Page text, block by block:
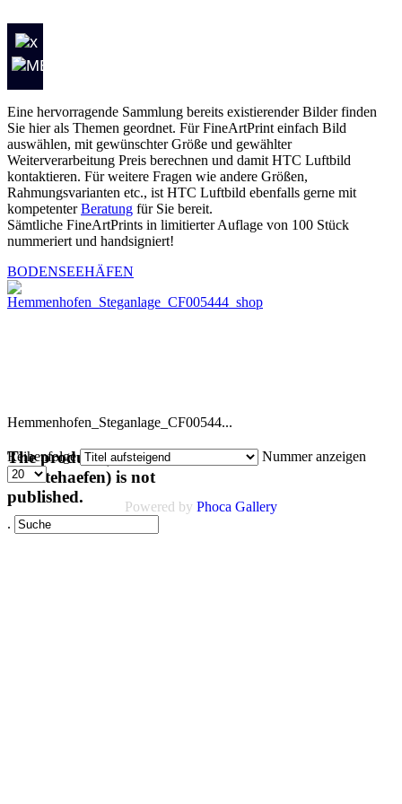
Eine hervorragende Sammlung bereits existierender Bilder finden
Sie hier als Themen geordnet. Für FineArtPrint einfach Bild
auswählen, mit gewünschter Größe und gewählter
Weiterverarbeitung Preis berechnen und damit HTC Luftbild
kontaktieren. Für weitere Fragen wie andere Größen,
Rahmungsvarianten etc., ist HTC Luftbild ebenfalls gerne mit
kompetenterBeratung für Sie bereit.
Sämtliche FineArtPrints in limitierter Auflage von 100 Stück
nummeriert und handsigniert!
BODENSEEHÄFEN
Hemmenhofen_Steganlage_CF00544...
The product (code :
staedtehaefen) is not
published.
Reihenfolge Nummer anzeigen
Powered by Phoca Gallery
.